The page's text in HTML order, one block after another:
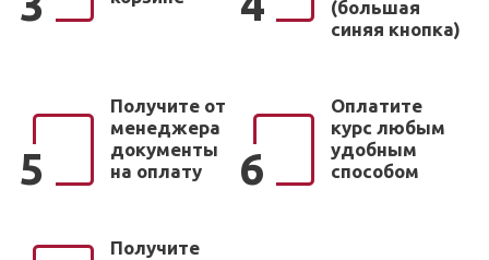
(большая
синяя кнопка)
5
Получите от
менеджера
документы
на оплату
6
Оплатите
курс любым
удобным
способом
Получите